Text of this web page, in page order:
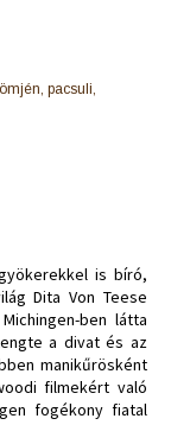
pacsuli,
is bíró,
Dita Von Teese
ben látta
a divat és az
manikűrösként
filmekért való
fogékony fiatal